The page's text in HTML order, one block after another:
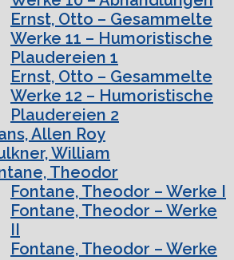
Ernst, Otto – Gesammelte
Werke 11 – Humoristische
Plaudereien 1
Ernst, Otto – Gesammelte
Werke 12 – Humoristische
Plaudereien 2
Allen Roy
William
Theodor
Fontane, Theodor – Werke I
Fontane, Theodor – Werke
II
Fontane, Theodor – Werke